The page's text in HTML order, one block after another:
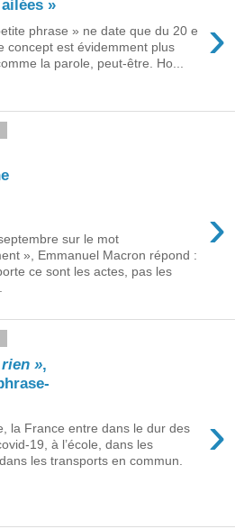
»
›
phrase » ne date que du 20 e
concept est évidemment plus
la parole, peut-être. Ho...
›
sur le mot
», Emmanuel Macron répond :
ce sont les actes, pas les
»,
›
la France entre dans le dur des
19, à l’école, dans les
les transports en commun.